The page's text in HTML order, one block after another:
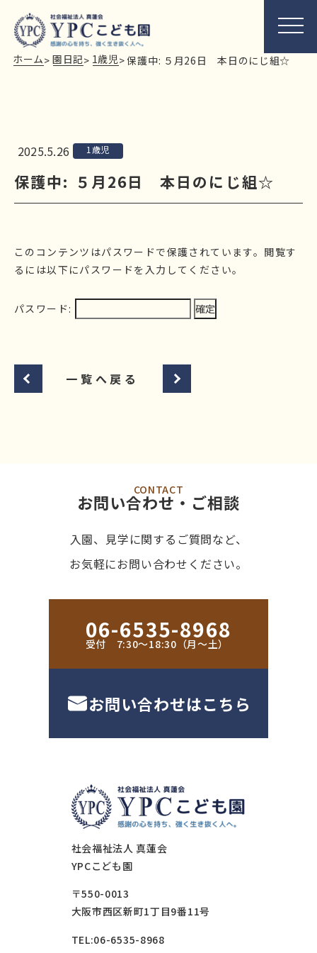
ホーム> 園日記> 1歳児> 保護中: ５月26日 本日のにじ組☆
2025.5.26 1歳児
保護中: ５月26日 本日のにじ組☆
このコンテンツはパスワードで保護されています。閲覧す
るには以下にパスワードを入力してください。
パスワード:
一覧へ戻る
CONTACT
お問い合わせ・ご相談
入園、見学に関するご質問など、
お気軽にお問い合わせください。
06-6535-8968
受付 7:30〜18:30（月〜土）
お問い合わせはこちら
社会福祉法人 真蓮会
YPCこども園
〒550-0013
大阪市西区新町1丁目9番11号
TEL:06-6535-8968